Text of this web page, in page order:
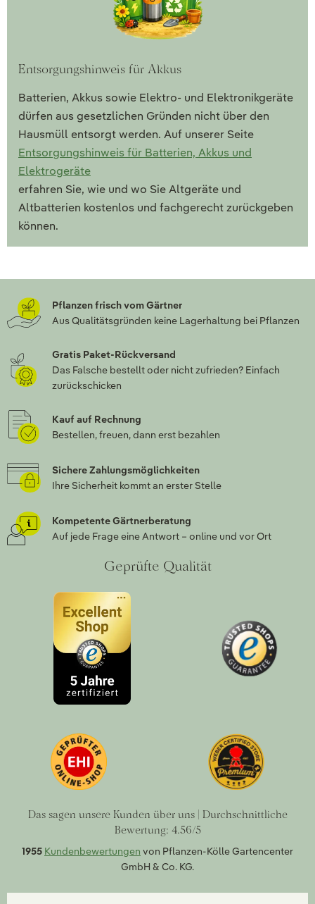
Entsorgungshinweis für Akkus
Batterien, Akkus sowie Elektro- und Elektronikgeräte
dürfen aus gesetzlichen Gründen nicht über den
Hausmüll entsorgt werden. Auf unserer Seite
Entsorgungshinweis für Batterien, Akkus und
Elektrogeräte
erfahren Sie, wie und wo Sie Altgeräte und
Altbatterien kostenlos und fachgerecht zurückgeben
können.
Pflanzen frisch vom Gärtner
Aus Qualitätsgründen keine Lagerhaltung bei Pflanzen
Gratis Paket-Rückversand
Das Falsche bestellt oder nicht zufrieden? Einfach
zurückschicken
Kauf auf Rechnung
Bestellen, freuen, dann erst bezahlen
Sichere Zahlungsmöglichkeiten
Ihre Sicherheit kommt an erster Stelle
Kompetente Gärtnerberatung
Auf jede Frage eine Antwort – online und vor Ort
Geprüfte Qualität
Das sagen unsere Kunden über uns | Durchschnittliche
Bewertung: 4.56/5
1955 Kundenbewertungen von Pflanzen-Kölle Gartencenter
GmbH & Co. KG.